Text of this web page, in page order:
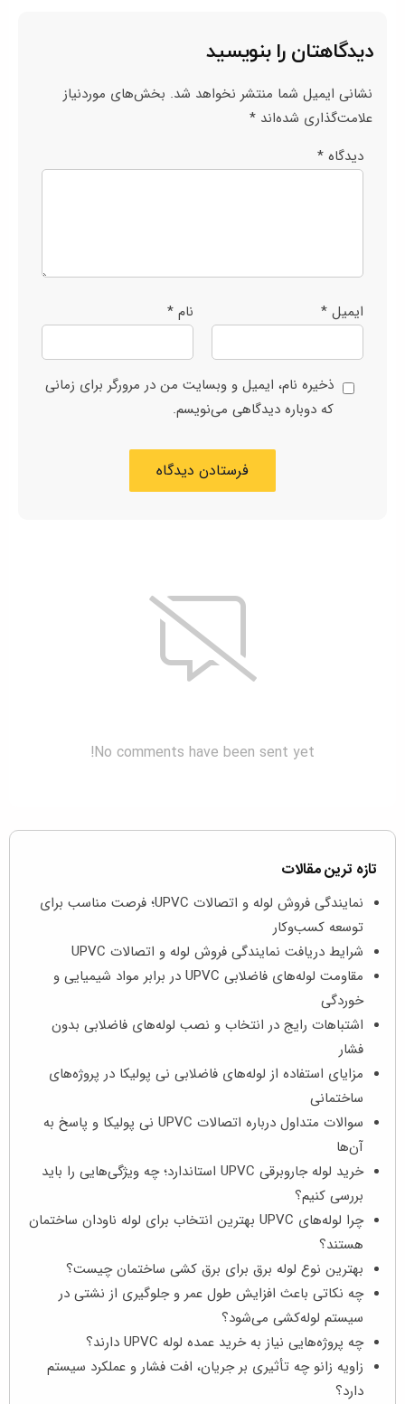
دیدگاهتان را بنویسید
نشانی ایمیل شما منتشر نخواهد شد. بخش‌های موردنیاز
علامت‌گذاری شده‌اند *
دیدگاه *
نام * ایمیل *
ذخیره نام، ایمیل و وبسایت من در مرورگر برای زمانی
که دوباره دیدگاهی می‌نویسم.
No comments have been sent yet!
تازه ترین مقالات
نمایندگی فروش لوله و اتصالات UPVC؛ فرصت مناسب برای
توسعه کسب‌وکار
شرایط دریافت نمایندگی فروش لوله و اتصالات UPVC
مقاومت لوله‌های فاضلابی UPVC در برابر مواد شیمیایی و
خوردگی
اشتباهات رایج در انتخاب و نصب لوله‌های فاضلابی بدون
فشار
مزایای استفاده از لوله‌های فاضلابی نی پولیکا در پروژه‌های
ساختمانی
سوالات متداول درباره اتصالات UPVC نی پولیکا و پاسخ به
آن‌ها
خرید لوله جاروبرقی UPVC استاندارد؛ چه ویژگی‌هایی را باید
بررسی کنیم؟
چرا لوله‌های UPVC بهترین انتخاب برای لوله ناودان ساختمان
هستند؟
بهترین نوع لوله برق برای برق‌ کشی ساختمان چیست؟
چه نکاتی باعث افزایش طول عمر و جلوگیری از نشتی در
سیستم لوله‌کشی می‌شود؟
چه پروژه‌هایی نیاز به خرید عمده لوله UPVC دارند؟
زاویه زانو چه تأثیری بر جریان، افت فشار و عملکرد سیستم
دارد؟